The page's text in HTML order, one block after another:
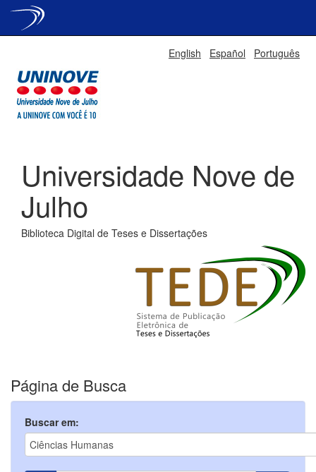
English Español Português
Universidade Nove de
Julho
Biblioteca Digital de Teses e Dissertações
Página de Busca
Buscar em: